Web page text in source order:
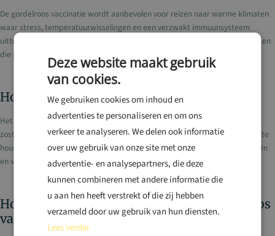
De gordelroos vaccinatie wordt aanbevolen voor reizen naar warme klimaten
waar stress, temperatuurwisselingen en een verzwakt immuunsysteem
uitbraken kunnen uitlokken. Ook lange vliegreizen kunnen stress veroorzaken
die gordelroos kan triggeren.
Hoe werkt het gordelroos vaccin?
Het gordelroos vaccin is een vaccin dat de immuniteit tegen het varicella-
zoster virus versterkt. Het helpt het immuunsysteem het virus in bedwang te
houden, zodat het niet opnieuw actief wordt. Het vaccin voorkomt uitbraken
en vermindert de ernst van symptomen.
Hoeveel doses heb je nodig van het gordelroos
vaccin?
Deze website maakt gebruik
van cookies.
We gebruiken cookies om inhoud en
advertenties te personaliseren en om ons
verkeer te analyseren. We delen ook informatie
over uw gebruik van onze site met onze
advertentie- en analysepartners, die deze
kunnen combineren met andere informatie die
u aan hen heeft verstrekt of die zij hebben
verzameld door uw gebruik van hun diensten.
Lees verder